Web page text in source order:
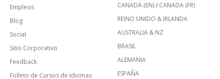
Empleos
Blog
Social
Sitio Corporativo
Feedback
Folleto de Cursos de Idiomas
CANADÁ (EN)/ CANADA (FR)
REINO UNIDO & IRLANDA
AUSTRALIA & NZ
BRASIL
ALEMANIA
ESPAÑA